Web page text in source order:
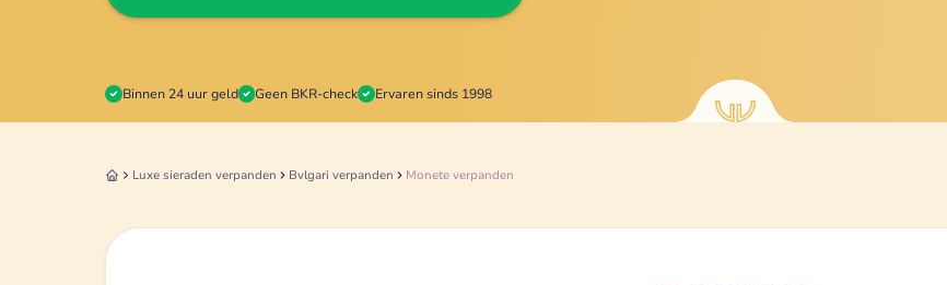
Binnen 24 uur geld Geen BKR-check Ervaren sinds 1998
Luxe sieraden verpanden Bvlgari verpanden Monete verpanden